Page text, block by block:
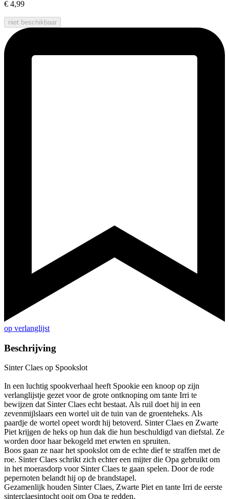
€ 4,99
niet beschikbaar
op verlanglijst
Beschrijving
Sinter Claes op Spookslot
In een luchtig spookverhaal heeft Spookie een knoop op zijn
verlanglijstje gezet voor de grote ontknoping om tante Irri te
bewijzen dat Sinter Claes echt bestaat. Als ruil doet hij in een
zevenmijlslaars een wortel uit de tuin van de groenteheks. Als
paardje de wortel opeet wordt hij betoverd. Sinter Claes en Zwarte
Piet krijgen de heks op hun dak die hun beschuldigd van diefstal. Ze
worden door haar bekogeld met erwten en spruiten.
Boos gaan ze naar het spookslot om de echte dief te straffen met de
roe. Sinter Claes schrikt zich echter een mijter die Opa gebruikt om
in het moerasdorp voor Sinter Claes te gaan spelen. Door de rode
pepernoten belandt hij op de brandstapel.
Gezamenlijk houden Sinter Claes, Zwarte Piet en tante Irri de eerste
sinterclaesintocht ooit om Opa te redden.